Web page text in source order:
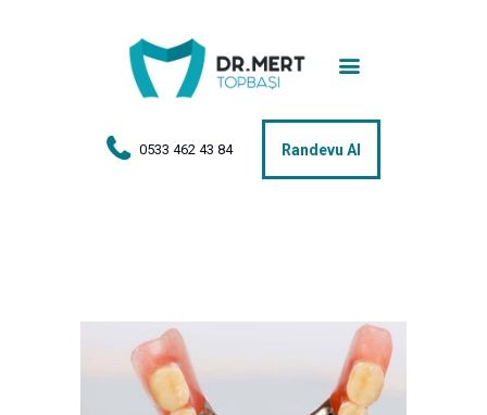
0533 462 43 84 Randevu Al
Anasayfa
Tedaviler
Hakkımda
İletişim